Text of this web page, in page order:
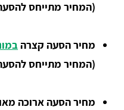
(המחיר מתייחס להסעה של
מחיר הסעה קצרה
(המחיר מתייחס להסעה של
מחיר הסעה ארוכה